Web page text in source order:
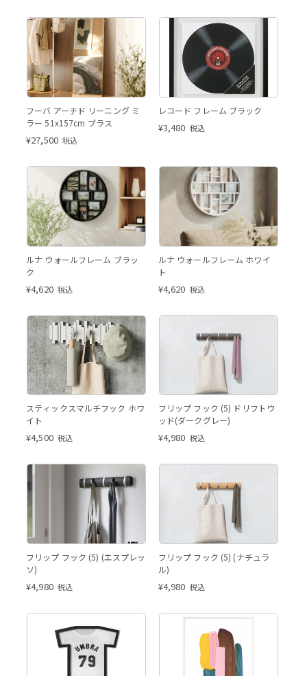
フーバ アーチド リーニング ミ
ラー 51x157cm ブラス
¥27,500 税込
レコード フレーム ブラック
¥3,480 税込
ルナ ウォールフレーム ブラッ
ク
¥4,620 税込
ルナ ウォールフレーム ホワイ
ト
¥4,620 税込
スティックスマルチフック ホワ
イト
¥4,500 税込
フリップ フック (5) ドリフトウ
ッド(ダークグレー)
¥4,980 税込
フリップ フック (5) (エスプレッ
ソ)
¥4,980 税込
フリップ フック (5) (ナチュラ
ル)
¥4,980 税込